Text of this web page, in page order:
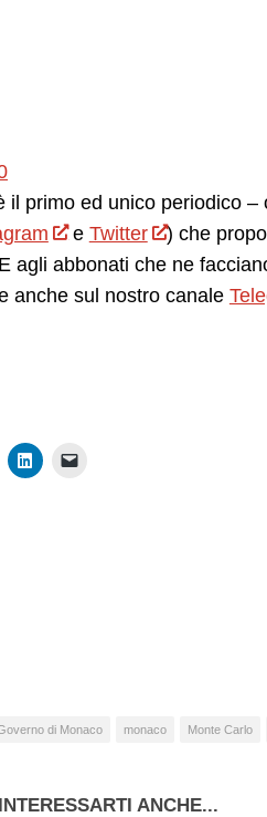
il primo ed unico periodico –
e Twitter
) che
agli abbonati che ne
anche sul nostro canale
di Monaco monaco Monte Carlo
ANCHE...